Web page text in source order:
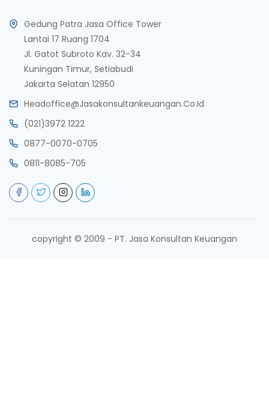
Gedung Patra Jasa Office Tower
Lantai 17 Ruang 1704
Jl. Gatot Subroto Kav. 32-34
Kuningan Timur, Setiabudi
Jakarta Selatan 12950
Headoffice@jasakonsultankeuangan.co.id
(021)3972 1222
0877-0070-0705
0811-8085-705
copyright © 2009 - PT. Jasa Konsultan Keuangan